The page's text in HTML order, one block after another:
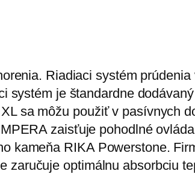
Riadiaci systém
systém je štandardne
sa môžu použiť v pasívnych
zaisťuje pohodlné
kameňa RIKA Powerstone.
zaručuje optimálnu absorbciu